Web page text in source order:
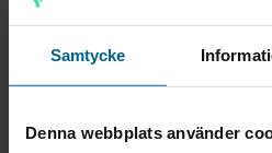
Samtycke
Denna webbplats använder